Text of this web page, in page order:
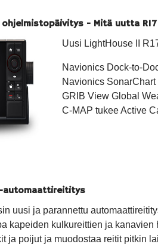
ohjelmistopäivitys - Mitä uutta
Uusi LightHouse II
Navionics Dock-to-
Navionics
GRIB View Global
C-MAP tukee Active
automaattireititys
uusi ja parannettu
kapeiden kulkureittien ja
ja poijut ja muodostaa reitit pitkin